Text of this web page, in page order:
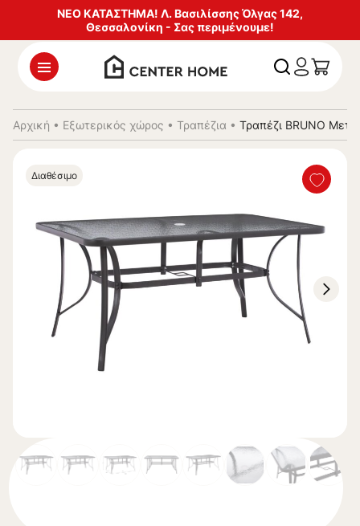
ΝΕΟ ΚΑΤΑΣΤΗΜΑ! Λ. Βασιλίσσης Όλγας 142,
Θεσσαλονίκη - Σας περιμένουμε!
Αρχική • Εξωτερικός χώρος • Τραπέζια • Τραπέζι BRUNO
Διαθέσιμο